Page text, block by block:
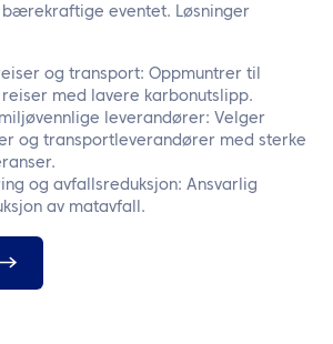
eventet. Løsninger
og transport: Oppmuntrer til
med lavere karbonutslipp.
leverandører: Velger
og transportleverandører med sterke
og avfallsreduksjon: Ansvarlig
av matavfall.